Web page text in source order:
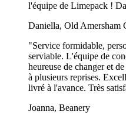
l'équipe de Limepack !
Daniella, Old Amersham
"Service formidable,
serviable. L'équipe de
heureuse de changer et
à plusieurs reprises.
livré à l'avance. Très
Joanna, Beanery